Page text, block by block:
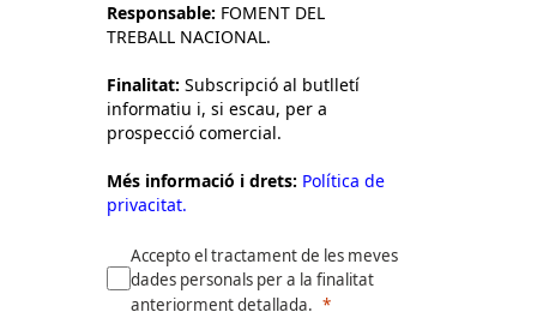
Responsable: FOMENT DEL
TREBALL NACIONAL.
Finalitat: Subscripció al butlletí
informatiu i, si escau, per a
prospecció comercial.
Més informació i drets: Política de
privacitat.
Accepto el tractament de les meves
dades personals per a la finalitat
anteriorment detallada.